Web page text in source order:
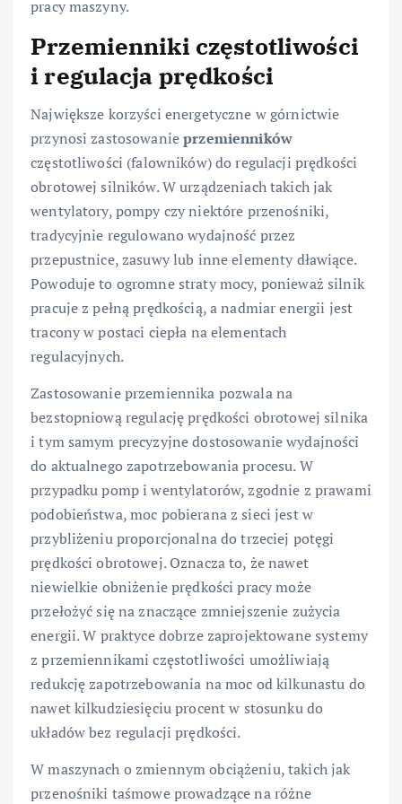
pracy maszyny.
Przemienniki częstotliwości
i regulacja prędkości
Największe korzyści energetyczne w górnictwie
przynosi zastosowanieprzemienników
częstotliwości (falowników) do regulacji prędkości
obrotowej silników. W urządzeniach takich jak
wentylatory, pompy czy niektóre przenośniki,
tradycyjnie regulowano wydajność przez
przepustnice, zasuwy lub inne elementy dławiące.
Powoduje to ogromne straty mocy, ponieważ silnik
pracuje z pełną prędkością, a nadmiar energii jest
tracony w postaci ciepła na elementach
regulacyjnych.
Zastosowanie przemiennika pozwala na
bezstopniową regulację prędkości obrotowej silnika
i tym samym precyzyjne dostosowanie wydajności
do aktualnego zapotrzebowania procesu. W
przypadku pomp i wentylatorów, zgodnie z prawami
podobieństwa, moc pobierana z sieci jest w
przybliżeniu proporcjonalna do trzeciej potęgi
prędkości obrotowej. Oznacza to, że nawet
niewielkie obniżenie prędkości pracy może
przełożyć się na znaczące zmniejszenie zużycia
energii. W praktyce dobrze zaprojektowane systemy
z przemiennikami częstotliwości umożliwiają
redukcję zapotrzebowania na moc od kilkunastu do
nawet kilkudziesięciu procent w stosunku do
układów bez regulacji prędkości.
W maszynach o zmiennym obciążeniu, takich jak
przenośniki taśmowe prowadzące na różne